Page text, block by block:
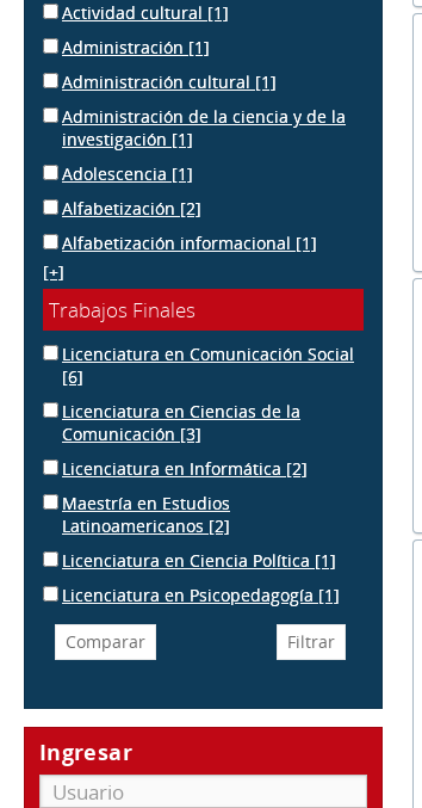
Actividad cultural [1]
Administración [1]
Administración cultural [1]
Administración de la ciencia y de la
investigación [1]
Adolescencia [1]
Alfabetización [2]
Alfabetización informacional [1]
[+]
Trabajos Finales
Licenciatura en Comunicación Social
[6]
Licenciatura en Ciencias de la
Comunicación [3]
Licenciatura en Informática [2]
Maestría en Estudios
Latinoamericanos [2]
Licenciatura en Ciencia Política [1]
Licenciatura en Psicopedagogía [1]
Ingresar